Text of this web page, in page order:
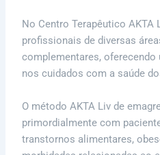
No Centro Terapêutico AKTA
profissionais de diversas
complementares,
nos cuidados com a saúde
O método AKTA Liv de
primordialmente com
transtornos alimentares,